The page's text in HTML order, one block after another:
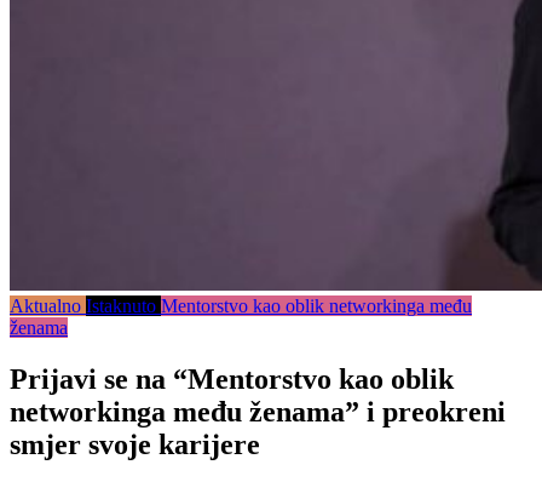
Aktualno Istaknuto Mentorstvo kao oblik networkinga među
ženama
Prijavi se na “Mentorstvo kao oblik
networkinga među ženama” i preokreni
smjer svoje karijere